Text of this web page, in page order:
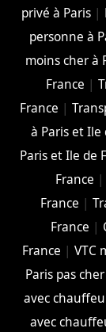
privé à Paris |
personne à
moins cher à
France |
France |
à Paris et Ile
Paris et Ile de
France |
France |
France |
France |VTC
Paris pas cher
avec
avec